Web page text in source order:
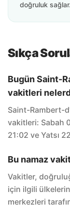
doğruluk sağlar.
Sıkça
Bugün Saint-
vakitleri
Saint-Rambert-
vakitleri: Sabah
21:02 ve Yatsı
Bu namaz
Vakitler,
için ilgili
merkezleri